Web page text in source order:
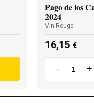
Pago de los
2024
Vin Rouge
16,15 €
- +